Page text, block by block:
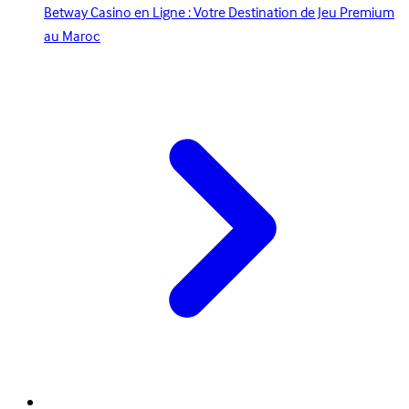
Betway Casino en Ligne : Votre Destination de Jeu Premium
au Maroc